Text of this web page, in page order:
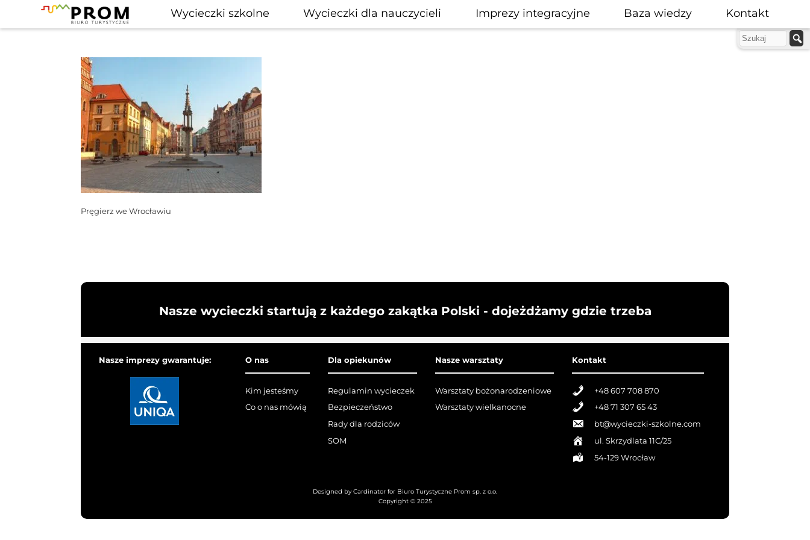
Wycieczki szkolne Wycieczki dla nauczycieli Imprezy integracyjne Baza wiedzy Kontakt
Pręgierz we Wrocławiu
Nasze wycieczki startują z każdego zakątka Polski - dojeżdżamy gdzie trzeba
Nasze imprezy gwarantuje: O nas
Kim jesteśmy
Co o nas mówią
Dla opiekunów
Regulamin wycieczek
Bezpieczeństwo
Rady dla rodziców
SOM
Nasze warsztaty
Warsztaty bożonarodzeniowe
Warsztaty wielkanocne
Kontakt
+48 607 708 870
+48 71 307 65 43
bt@wycieczki-szkolne.com
ul. Skrzydlata 11C/25
54-129 Wrocław
Designed by Cardinator for Biuro Turystyczne Prom sp. z o.o.
Copyright © 2025